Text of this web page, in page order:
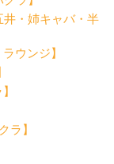
井・姉キャバ・半
ウンジ】
ラ】